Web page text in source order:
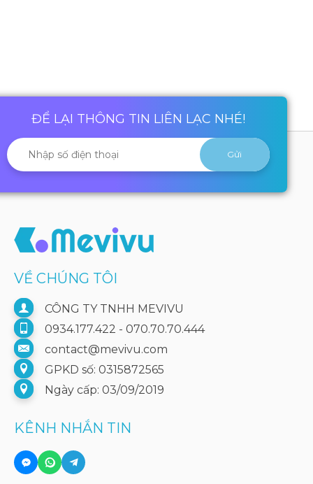
ĐỂ LẠI THÔNG TIN LIÊN LẠC NHÉ!
VỀ CHÚNG TÔI
CÔNG TY TNHH MEVIVU
0934.177.422 - 070.70.70.444
contact@mevivu.com
GPKD số: 0315872565
Ngày cấp: 03/09/2019
KÊNH NHẮN TIN